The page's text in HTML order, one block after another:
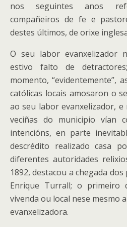
nos seguintes anos
compañeiros de fe e
destes últimos, de orixe
O seu labor evanxelizador
estivo falto de
momento, “evidentemente”,
católicas locais amosaron o
ao seu labor evanxelizador,
veciñas do municipio vían
intencións, en parte
descrédito realizado casa
diferentes autoridades
1892, destacou a chegada
Enrique Turrall; o primeiro
vivenda ou local nese mesmo
evanxelizadora.